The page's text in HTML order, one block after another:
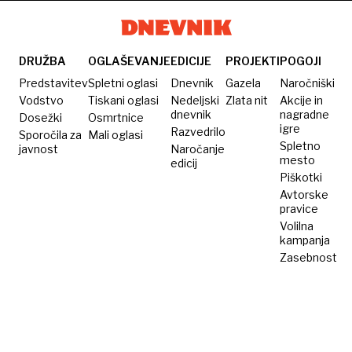
DRUŽBA
Predstavitev
Vodstvo
Dosežki
Sporočila za
javnost
OGLAŠEVANJE
Spletni oglasi
Tiskani oglasi
Osmrtnice
Mali oglasi
EDICIJE
Dnevnik
Nedeljski
dnevnik
Razvedrilo
Naročanje
edicij
PROJEKTI
Gazela
Zlata nit
POGOJI
Naročniški
Akcije in
nagradne
igre
Spletno
mesto
Piškotki
Avtorske
pravice
Volilna
kampanja
Zasebnost